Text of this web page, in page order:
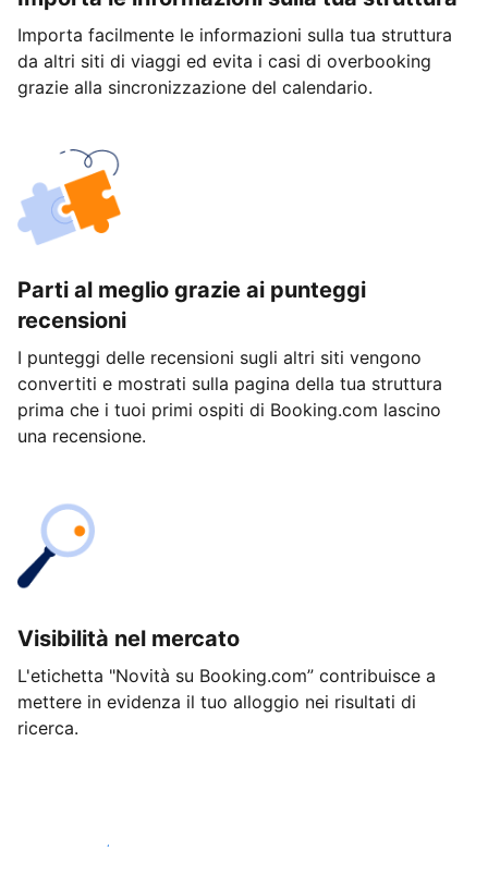
Importa facilmente le informazioni sulla tua struttura
da altri siti di viaggi ed evita i casi di overbooking
grazie alla sincronizzazione del calendario.
Parti al meglio grazie ai punteggi
recensioni
I punteggi delle recensioni sugli altri siti vengono
convertiti e mostrati sulla pagina della tua struttura
prima che i tuoi primi ospiti di Booking.com lascino
una recensione.
Visibilità nel mercato
L'etichetta "Novità su Booking.com” contribuisce a
mettere in evidenza il tuo alloggio nei risultati di
ricerca.
Inizia oggi stesso